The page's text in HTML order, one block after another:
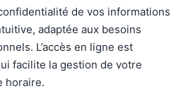
de vos informations
adaptée aux besoins
L’accès en ligne est
facilite la gestion de votre
horaire.